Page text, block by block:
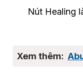
Nút Healing